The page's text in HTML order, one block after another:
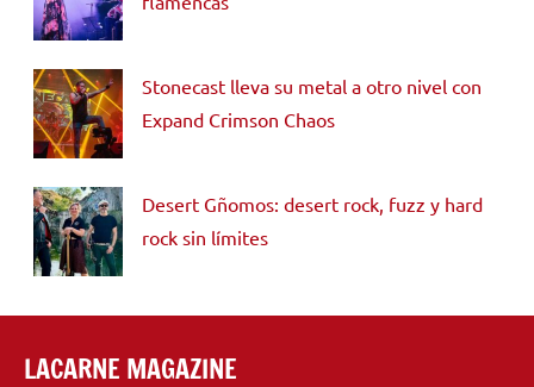
Stonecast lleva su metal a otro nivel con
Expand Crimson Chaos
Desert Gñomos: desert rock, fuzz y hard
rock sin límites
LACARNE MAGAZINE